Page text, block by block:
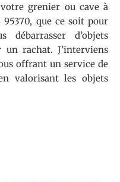
grenier ou cave à
95370, que ce soit pour
débarrasser d’objets
un rachat. J’interviens
offrant un service de
valorisant les objets